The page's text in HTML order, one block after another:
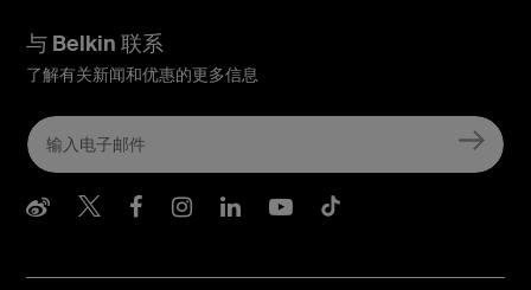
与 Belkin 联系
了解有关新闻和优惠的更多信息
Belkin Weibo
Belkin Twitter
Belkin Facebook
Belkin Instagram
Belkin LInkedIn
Belkin Youtube
Belkin